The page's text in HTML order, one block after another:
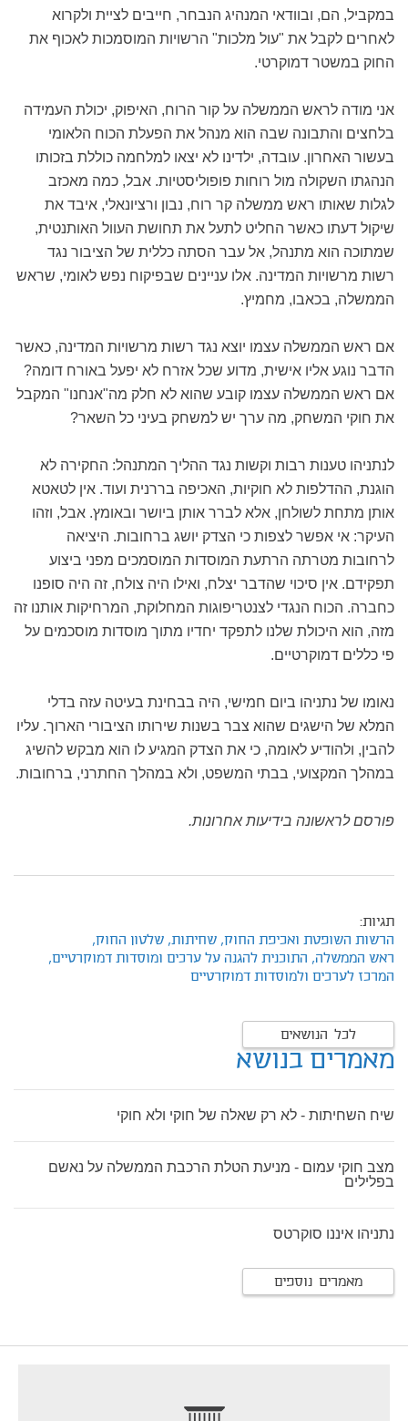
במקביל, הם, ובוודאי המנהיג הנבחר, חייבים לציית ולקרוא
לאחרים לקבל את "עול מלכות" הרשויות המוסמכות לאכוף את
החוק במשטר דמוקרטי.
אני מודה לראש הממשלה על קור הרוח, האיפוק, יכולת העמידה
בלחצים והתבונה שבה הוא מנהל את הפעלת הכוח הלאומי
בעשור האחרון. עובדה, ילדינו לא יצאו למלחמה כוללת בזכותו
הנהגתו השקולה מול רוחות פופוליסטיות. אבל, כמה מאכזב
לגלות שאותו ראש ממשלה קר רוח, נבון ורציונאלי, איבד את
שיקול דעתו כאשר החליט לתעל את תחושת העוול האותנטית,
שמתוכה הוא מתנהל, אל עבר הסתה כללית של הציבור נגד
רשות מרשויות המדינה. אלו עניינים שבפיקוח נפש לאומי, שראש
הממשלה, בכאבו, מחמיץ.
אם ראש הממשלה עצמו יוצא נגד רשות מרשויות המדינה, כאשר
הדבר נוגע אליו אישית, מדוע שכל אזרח לא יפעל באורח דומה?
אם ראש הממשלה עצמו קובע שהוא לא חלק מה"אנחנו" המקבל
את חוקי המשחק, מה ערך יש למשחק בעיני כל השאר?
לנתניהו טענות רבות וקשות נגד ההליך המתנהל: החקירה לא
הוגנת, ההדלפות לא חוקיות, האכיפה בררנית ועוד. אין לטאטא
אותן מתחת לשולחן, אלא לברר אותן ביושר ובאומץ. אבל, וזהו
העיקר: אי אפשר לצפות כי הצדק יושג ברחובות. היציאה
לרחובות מטרתה הרתעת המוסדות המוסמכים מפני ביצוע
תפקידם. אין סיכוי שהדבר יצלח, ואילו היה צולח, זה היה סופנו
כחברה. הכוח הנגדי לצנטריפוגות המחלוקת, המרחיקות אותנו זה
מזה, הוא היכולת שלנו לתפקד יחדיו מתוך מוסדות מוסכמים על
פי כללים דמוקרטיים.
נאומו של נתניהו ביום חמישי, היה בבחינת בעיטה עזה בדלי
המלא של הישגים שהוא צבר בשנות שירותו הציבורי הארוך. עליו
להבין, ולהודיע לאומה, כי את הצדק המגיע לו הוא מבקש להשיג
במהלך המקצועי, בבתי המשפט, ולא במהלך החתרני, ברחובות.
פורסם לראשונה בידיעות אחרונות.
תגיות:
הרשות השופטת ואכיפת החוק, שחיתות, שלטון החוק,
ראש הממשלה, התוכנית להגנה על ערכים ומוסדות דמוקרטיים,
המרכז לערכים ולמוסדות דמוקרטיים
לכל הנושאים
מאמרים בנושא
שיח השחיתות - לא רק שאלה של חוקי ולא חוקי
מצב חוקי עמום - מניעת הטלת הרכבת הממשלה על נאשם
בפלילים
נתניהו איננו סוקרטס
מאמרים נוספים